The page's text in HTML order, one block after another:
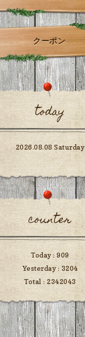
クーポン
today
2026.08.08 Saturday
counter
Today :909
Yesterday : 3204
Total : 2342043